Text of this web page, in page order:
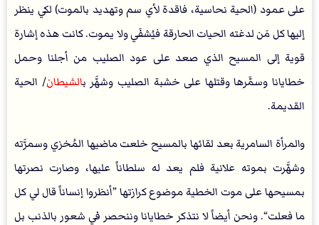
على عمود (الحية نحاسية، فاقدة لأي سم وتهديد بالموت) لكي ينظر
إليها كل مَن لدغته الحيات الحارقة فيُشفَي ولا يموت. كانت هذه إشارة
قوية إلى المسيح الذي صعد على عود الصليب من أجلنا وحمل
خطايانا وسمَّرها وقتلها على خشبة الصليب وشهَّر بالشيطان/ الحية
القديمة.
والمرأة السامرية بعد لقائها بالمسيح خلعت ماضيها المُخزي وسمرَّته
وشهَّرت بموته علانية فلم يعد له سلطاناً عليها، وصارت نصرتها
بمسيحها على موت الخطية موضوع كرازتها ”أنظروا إنساناً قال لي كل
ما فعلت“. ونحن أيضاً لا نتذكر خطايانا وننحصر في شعور بالذنب بل